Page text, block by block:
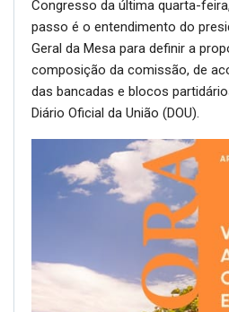
Congresso da última quarta-
passo é o entendimento do
Geral da Mesa para definir a
composição da comissão, de
das bancadas e blocos
Diário Oficial da União (DOU).